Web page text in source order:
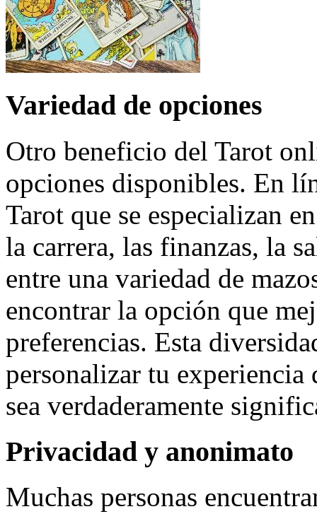
Variedad de opciones
Otro beneficio del Tarot
opciones disponibles. En
Tarot que se especializan
la carrera, las finanzas, la
entre una variedad de
encontrar la opción que
preferencias. Esta
personalizar tu
sea verdaderamente
Privacidad y anonimato
Muchas personas